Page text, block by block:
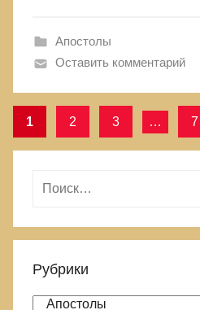
Апостолы
Оставить комментарий
Навигация
записям
1 2 3 … 7
й
и
:
Рубрики